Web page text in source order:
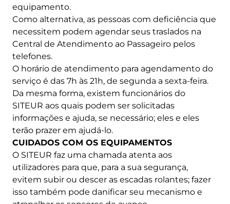
equipamento.
Como alternativa, as pessoas com deficiência que
necessitem podem agendar seus traslados na
Central de Atendimento ao Passageiro pelos
telefones.
O horário de atendimento para agendamento do
serviço é das 7h às 21h, de segunda a sexta-feira.
Da mesma forma, existem funcionários do
SITEUR aos quais podem ser solicitadas
informações e ajuda, se necessário; eles e eles
terão prazer em ajudá-lo.
CUIDADOS COM OS EQUIPAMENTOS
O SITEUR faz uma chamada atenta aos
utilizadores para que, para a sua segurança,
evitem subir ou descer as escadas rolantes; fazer
isso também pode danificar seu mecanismo e